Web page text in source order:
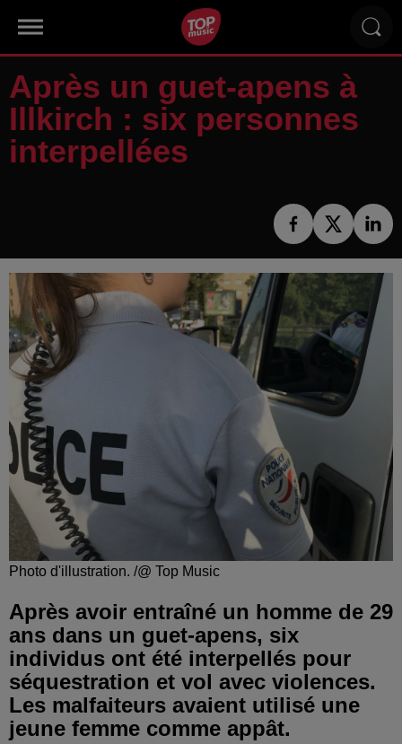
Après un guet-apens à
Illkirch : six personnes
interpellées
Photo d'illustration. /@ Top Music
Après avoir entraîné un homme de 29
ans dans un guet-apens, six
individus ont été interpellés pour
séquestration et vol avec violences.
Les malfaiteurs avaient utilisé une
jeune femme comme appât.